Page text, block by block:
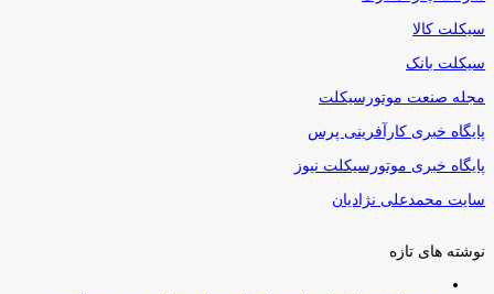
سیکلت کالا
سیکلت بانک
مجله صنعت موتورسیکلت
پایگاه خبری کارآفرینی پرس
پایگاه خبری موتورسیکلت نیوز
سایت محمدعلی نژادیان
نوشته های تازه